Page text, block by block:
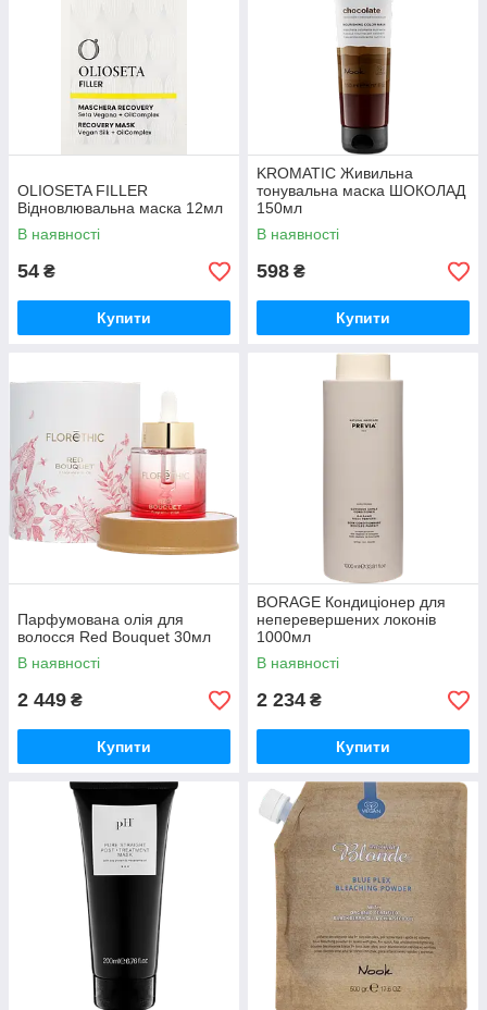
OLIOSETA FILLER
Відновлювальна маска 12мл
В наявності
54 ₴
Купити
KROMATIC Живильна
тонувальна маска ШОКОЛАД
150мл
В наявності
598 ₴
Купити
Парфумована олія для
волосся Red Bouquet 30мл
В наявності
2 449 ₴
Купити
BORAGE Кондиціонер для
неперевершених локонів
1000мл
В наявності
2 234 ₴
Купити